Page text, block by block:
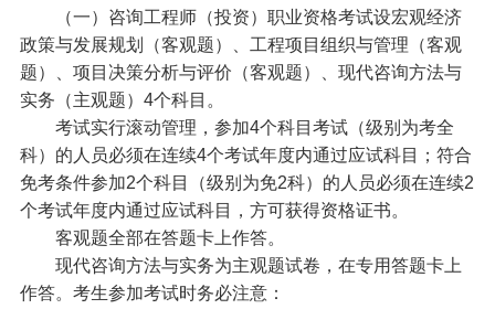
（一）咨询工程师（投资）职业资格考试设宏观经济
政策与发展规划（客观题）、工程项目组织与管理（客观
题）、项目决策分析与评价（客观题）、现代咨询方法与
实务（主观题）4个科目。
考试实行滚动管理，参加4个科目考试（级别为考全
科）的人员必须在连续4个考试年度内通过应试科目；符合
免考条件参加2个科目（级别为免2科）的人员必须在连续2
个考试年度内通过应试科目，方可获得资格证书。
客观题全部在答题卡上作答。
现代咨询方法与实务为主观题试卷，在专用答题卡上
作答。考生参加考试时务必注意：